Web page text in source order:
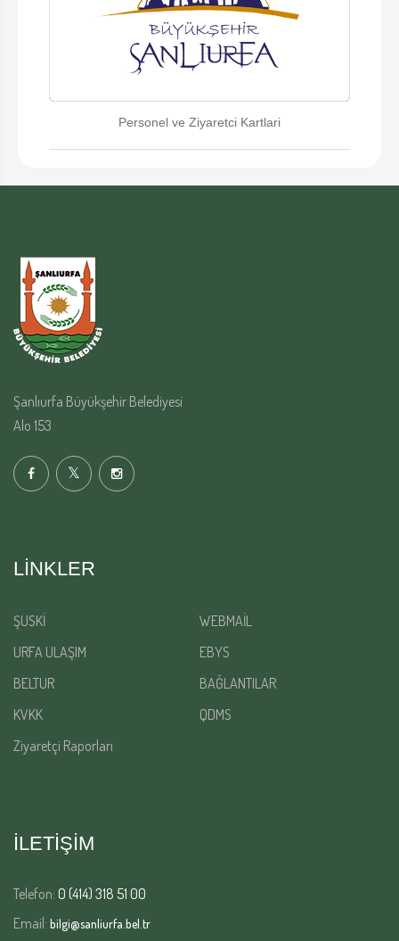
Personel ve Ziyaretci Kartlari
Şanlıurfa Büyükşehir Belediyesi
Alo 153
LINKLER
ŞUSKİ
WEBMAİL
URFA ULAŞIM
EBYS
BELTUR
BAĞLANTILAR
KVKK
QDMS
Ziyaretçi Raporları
İLETİŞİM
Telefon: 0 (414) 318 51 00
Email: bilgi@sanliurfa.bel.tr